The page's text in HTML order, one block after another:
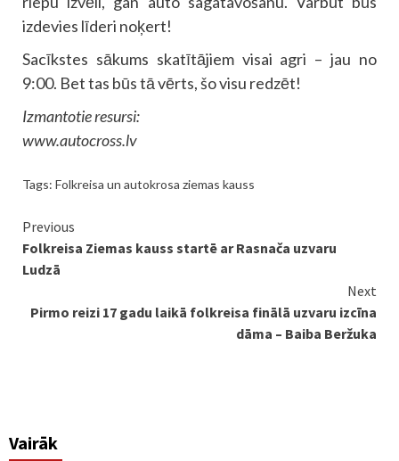
izdevies līderi noķert!
Sacīkstes sākums skatītājiem visai agri – jau no
9:00. Bet tas būs tā vērts, šo visu redzēt!
Izmantotie resursi:
www.autocross.lv
Tags: Folkreisa un autokrosa ziemas kauss
Continue
Reading
Previous
Folkreisa Ziemas kauss startē ar Rasnača uzvaru
Ludzā
Next
Pirmo reizi 17 gadu laikā folkreisa finālā uzvaru izcīna
dāma – Baiba Beržuka
Vairāk